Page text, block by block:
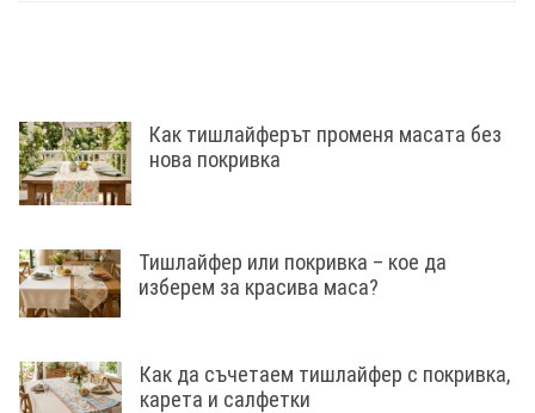
Как тишлайферът променя масата без
нова покривка
Тишлайфер или покривка – кое да
изберем за красива маса?
Как да съчетаем тишлайфер с покривка,
карета и салфетки